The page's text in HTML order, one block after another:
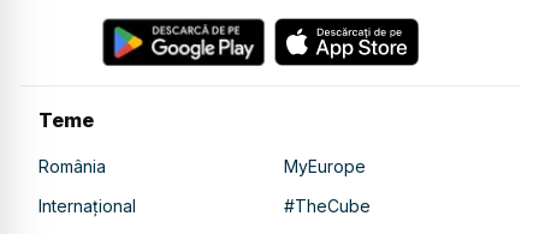
Teme
România
MyEurope
Internațional
#TheCube